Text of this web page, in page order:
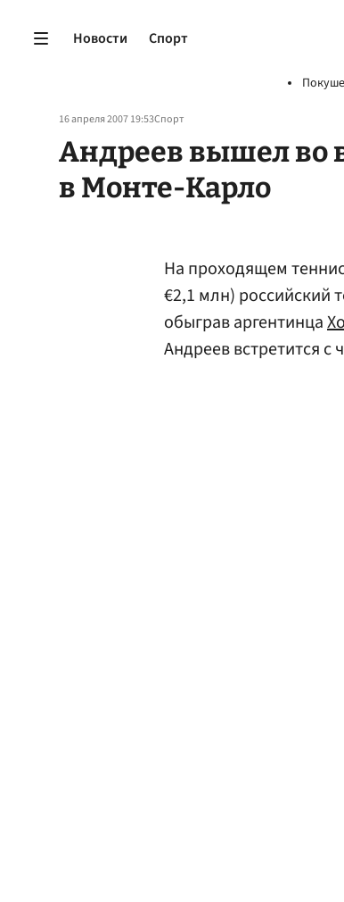
Новости Спорт
16 апреля 2007 19:53Спорт
Андреев вышел во
в Монте-Карло
На проходящем
€2,1 млн) российский
обыграв аргентинца
Андреев встретится